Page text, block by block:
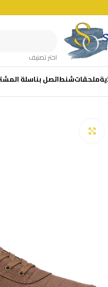
اختر تصنيف
ملحقاتشنطاتصل بناسلة